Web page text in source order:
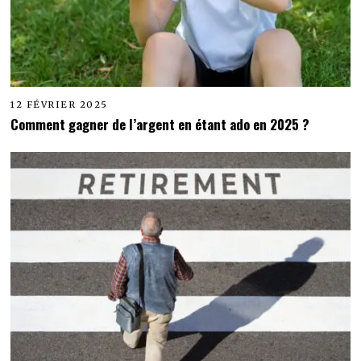
12 FÉVRIER 2025
Comment gagner de l’argent en étant ado en 2025 ?